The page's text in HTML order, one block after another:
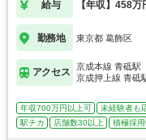
給与 【年収】458
勤務地 東京都 葛飾区
アクセス
京成本線 青砥駅
京成押上線 青砥
年収700万円以上可 未経験者も
駅チカ
店舗数30以上 積極採用